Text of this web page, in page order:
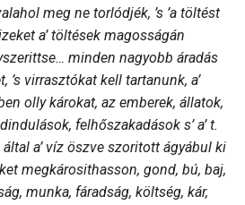
meg ne torlódjék, ’s ’a töltést
a’ töltések magosságán
minden nagyobb áradás
’s virrasztókat kell tartanunk, a’
olly károkat, az emberek, állatok,
felhőszakadások s’ a’ t.
a’ víz öszve szoritott ágyábul ki
megkárosithasson, gond, bú, baj,
munka, fáradság, költség, kár,